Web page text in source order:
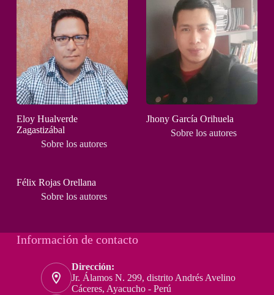
Eloy Hualverde
Zagastizábal
Sobre los autores
Jhony García Orihuela
Sobre los autores
Félix Rojas Orellana
Sobre los autores
Información de contacto
Dirección:
Jr. Álamos N. 299, distrito Andrés Avelino
Cáceres, Ayacucho - Perú